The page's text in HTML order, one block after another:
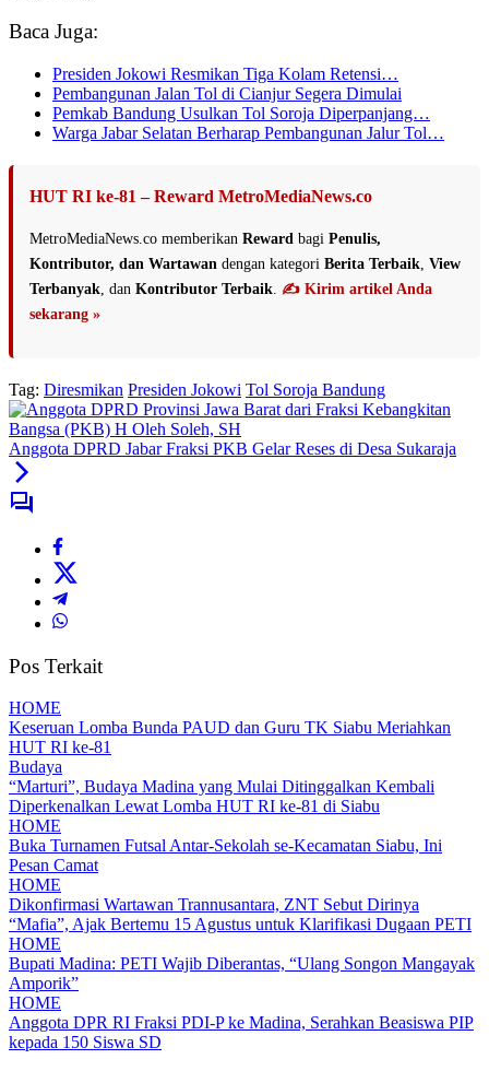
Baca Juga:
Presiden Jokowi Resmikan Tiga Kolam Retensi…
Pembangunan Jalan Tol di Cianjur Segera Dimulai
Pemkab Bandung Usulkan Tol Soroja Diperpanjang…
Warga Jabar Selatan Berharap Pembangunan Jalur Tol…
HUT RI ke-81 – Reward MetroMediaNews.co
MetroMediaNews.co memberikan Reward bagi Penulis,
Kontributor, dan Wartawan dengan kategori Berita Terbaik View
Terbanyak , dan Kontributor Terbaik ✍️ Kirim artikel Anda
sekarang »
Tag: Diresmikan Presiden Jokowi Tol Soroja Bandung
Anggota DPRD Jabar Fraksi PKB Gelar Reses di Desa Sukaraja
Pos Terkait
HOME
Keseruan Lomba Bunda PAUD dan Guru TK Siabu Meriahkan
HUT RI ke-81
Budaya
“Marturi”, Budaya Madina yang Mulai Ditinggalkan Kembali
Diperkenalkan Lewat Lomba HUT RI ke-81 di Siabu
HOME
Buka Turnamen Futsal Antar-Sekolah se-Kecamatan Siabu, Ini
Pesan Camat
HOME
Dikonfirmasi Wartawan Trannusantara, ZNT Sebut Dirinya
“Mafia”, Ajak Bertemu 15 Agustus untuk Klarifikasi Dugaan PETI
HOME
Bupati Madina: PETI Wajib Diberantas, “Ulang Songon Mangayak
Amporik”
HOME
Anggota DPR RI Fraksi PDI-P ke Madina, Serahkan Beasiswa PIP
kepada 150 Siswa SD